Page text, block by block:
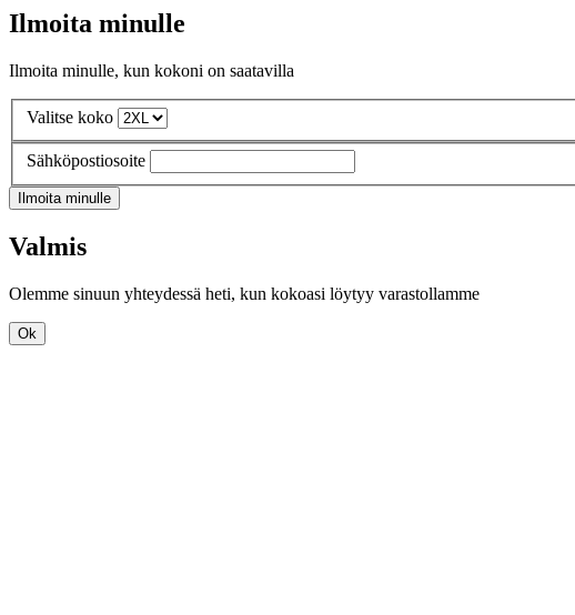
Ilmoita minulle
Ilmoita minulle, kun kokoni on saatavilla
Valitse koko
Sähköpostiosoite
Ilmoita minulle
Valmis
Olemme sinuun yhteydessä heti, kun kokoasi löytyy varastollamme
Ok